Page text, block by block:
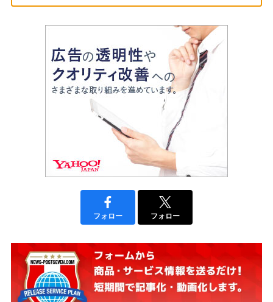
フォロー フォロー